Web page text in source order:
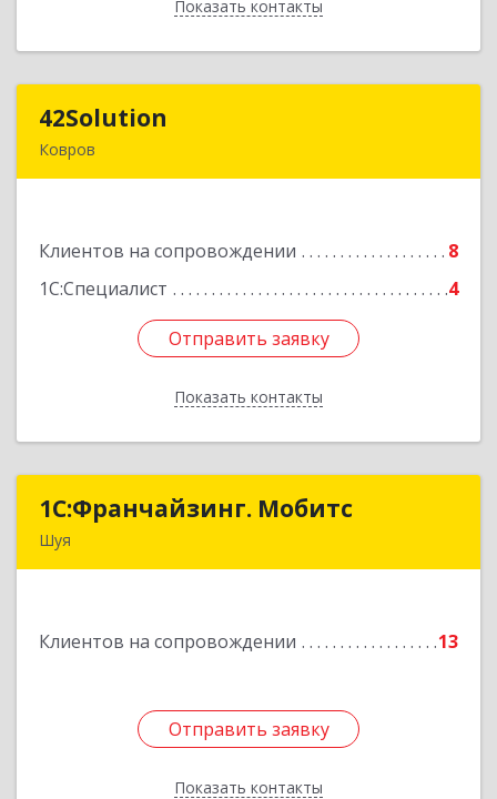
Показать контакты
Назад
42Solution
Ковров
Клиентов на сопровождении
8
1С:Специалист
4
Отправить заявку
Показать контакты
Здание № 2, этаж 1 ПОМЕЩ. 31
Отправить заявку
Назад
1С:Франчайзинг. Мобитс
Шуя
Клиентов на сопровождении 13
Отправить заявку
Показать контакты
1С:Франчайзинг. Мобитс
Отправить заявку
Назад